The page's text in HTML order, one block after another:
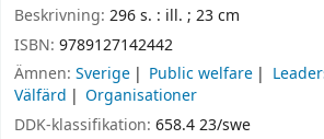
Beskrivning: 296 s. : ill. ; 23 cm
ISBN: 9789127142442
Ämnen: Sverige Public welfare
Välfärd
Organisationer
DDK-klassifikation: 658.4 23/swe